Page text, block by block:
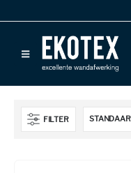
FILTER